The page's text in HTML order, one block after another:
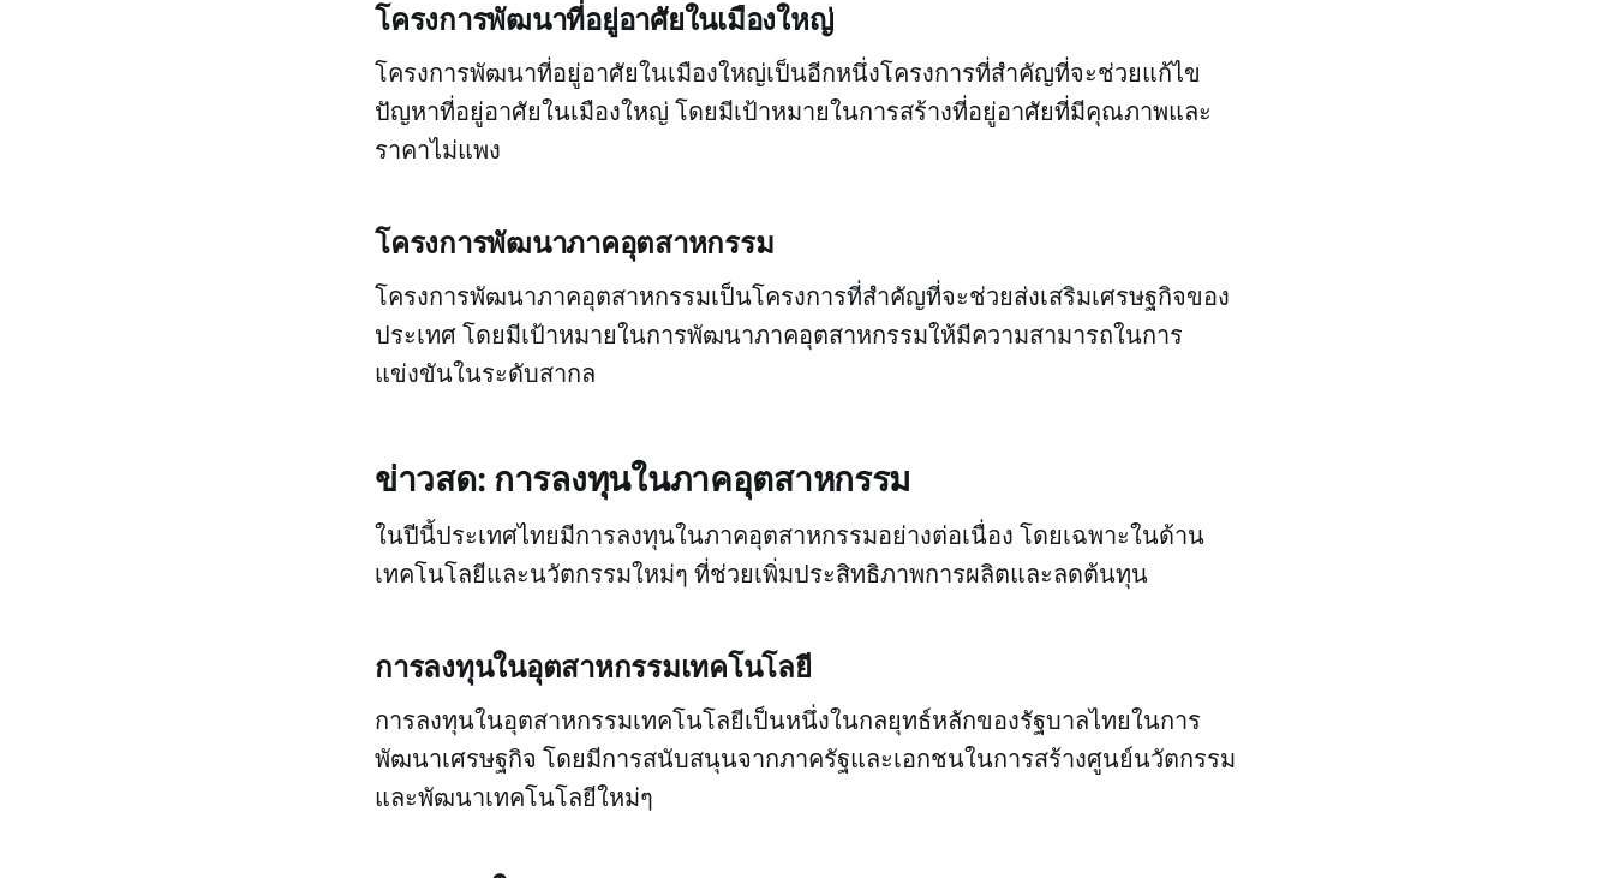
โครงการพัฒนาที่อยู่อาศัยในเมืองใหญ่
โครงการพัฒนาที่อยู่อาศัยในเมืองใหญ่เป็นอีกหนึ่งโครงการที่สำคัญที่จะช่วยแก้ไข
ปัญหาที่อยู่อาศัยในเมืองใหญ่ โดยมีเป้าหมายในการสร้างที่อยู่อาศัยที่มีคุณภาพและ
ราคาไม่แพง
โครงการพัฒนาภาคอุตสาหกรรม
โครงการพัฒนาภาคอุตสาหกรรมเป็นโครงการที่สำคัญที่จะช่วยส่งเสริมเศรษฐกิจของ
ประเทศ โดยมีเป้าหมายในการพัฒนาภาคอุตสาหกรรมให้มีความสามารถในการ
แข่งขันในระดับสากล
ข่าวสด: การลงทุนในภาคอุตสาหกรรม
ในปีนี้ประเทศไทยมีการลงทุนในภาคอุตสาหกรรมอย่างต่อเนื่อง โดยเฉพาะในด้าน
เทคโนโลยีและนวัตกรรมใหม่ๆ ที่ช่วยเพิ่มประสิทธิภาพการผลิตและลดต้นทุน
การลงทุนในอุตสาหกรรมเทคโนโลยี
การลงทุนในอุตสาหกรรมเทคโนโลยีเป็นหนึ่งในกลยุทธ์หลักของรัฐบาลไทยในการ
พัฒนาเศรษฐกิจ โดยมีการสนับสนุนจากภาครัฐและเอกชนในการสร้างศูนย์นวัตกรรม
และพัฒนาเทคโนโลยีใหม่ๆ